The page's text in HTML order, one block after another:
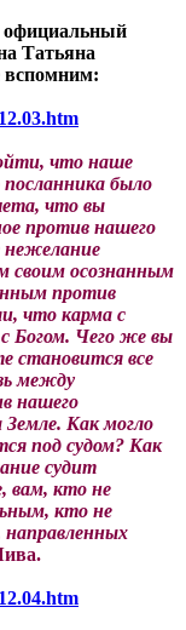
официальный
Татьяна
вспомним:
что наше
было
что вы
против нашего
нежелание
своим осознанным
против
что карма с
Богом. Чего же вы
становится все
между
нашего
Земле. Как могло
под судом? Как
судит
вам, кто не
кто не